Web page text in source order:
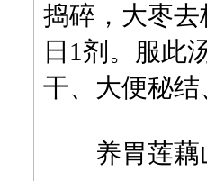
捣碎，大枣
日1剂。服此
干、大便秘
养胃莲藕